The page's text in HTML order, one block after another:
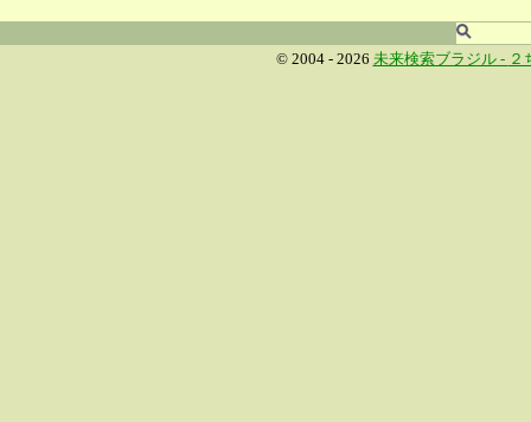
© 2004 - 2026 未来検索ブラジル - ２